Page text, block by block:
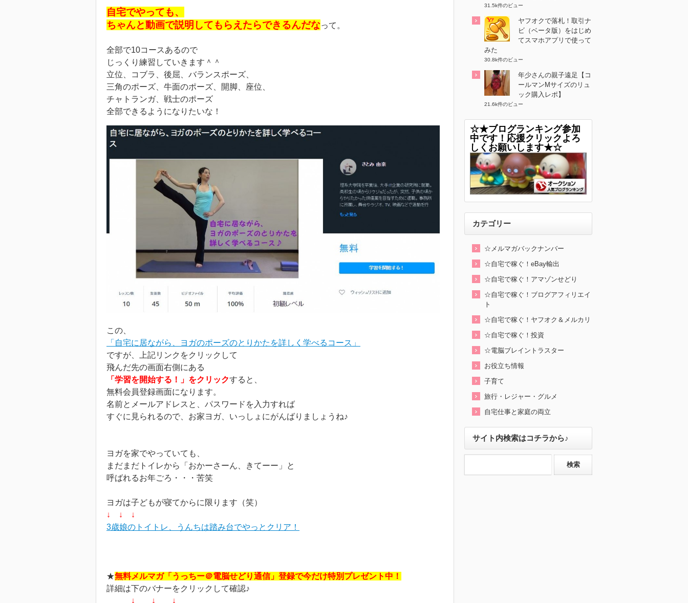
自宅でやっても、
ちゃんと動画で説明してもらえたらできるんだなって。
全部で10コースあるので
じっくり練習していきます＾＾
立位、コブラ、後屈、バランスポーズ、
三角のポーズ、牛面のポーズ、開脚、座位、
チャトランガ、戦士のポーズ
全部できるようになりたいな！
この、
「自宅に居ながら、ヨガのポーズのとりかたを詳しく学べるコース」
ですが、上記リンクをクリックして
飛んだ先の画面右側にある
「学習を開始する！」をクリックすると、
無料会員登録画面になります。
名前とメールアドレスと、パスワードを入力すれば
すぐに見られるので、お家ヨガ、いっしょにがんばりましょうね♪
ヨガを家でやっていても、
まだまだトイレから「おかーさーん、きてーー」と
呼ばれるお年ごろ・・・苦笑
ヨガは子どもが寝てからに限ります（笑）
↓ ↓ ↓
3歳娘のトイトレ、うんちは踏み台でやっとクリア！
★無料メルマガ「うっちー＠電脳せどり通信」登録で今だけ特別プレゼント中！
詳細は下のバナーをクリックして確認♪
↓ ↓ ↓
31.5k件のビュー
ヤフオクで落札！取引ナ
ビ（ベータ版）をはじめ
てスマホアプリで使って
みた
30.8k件のビュー
年少さんの親子遠足【コ
ールマンMサイズのリュ
ック購入レポ】
21.6k件のビュー
☆★ブログランキング参加
中です！応援クリックよろ
しくお願いします★☆
カテゴリー
☆メルマガバックナンバー
☆自宅で稼ぐ！eBay輸出
☆自宅で稼ぐ！アマゾンせどり
☆自宅で稼ぐ！ブログアフィリエイ
ト
☆自宅で稼ぐ！ヤフオク＆メルカリ
☆自宅で稼ぐ！投資
☆電脳ブレイントラスター
お役立ち情報
子育て
旅行・レジャー・グルメ
自宅仕事と家庭の両立
サイト内検索はコチラから♪